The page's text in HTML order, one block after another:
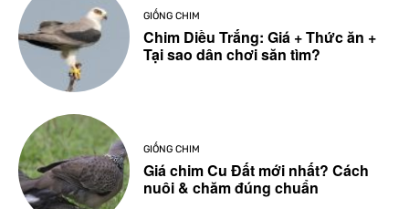
GIỐNG CHIM
Chim Diều Trắng: Giá + Thức ăn +
Tại sao dân chơi săn tìm?
GIỐNG CHIM
Giá chim Cu Đất mới nhất? Cách
nuôi & chăm đúng chuẩn